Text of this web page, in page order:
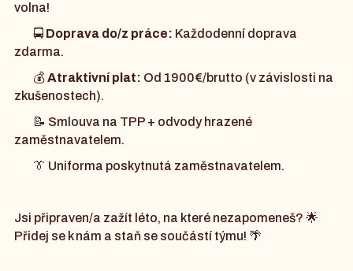
volna!
🚍 Doprava do/z práce: Každodenní doprava
zdarma.
💰Atraktivní plat: Od 1900€/brutto (v závislosti na
zkušenostech).
📝 Smlouva na TPP + odvody hrazené
zaměstnavatelem.
👔 Uniforma poskytnutá zaměstnavatelem.
Jsi připraven/a zažít léto, na které nezapomeneš? 🌟
Přidej se k nám a staň se součástí týmu! 🌴